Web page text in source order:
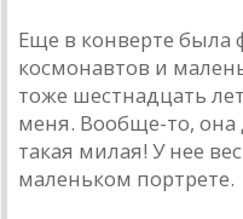
Еще в конверте была
космонавтов и
тоже шестнадцать
меня. Вообще-то, она
такая милая! У нее
маленьком портрете.